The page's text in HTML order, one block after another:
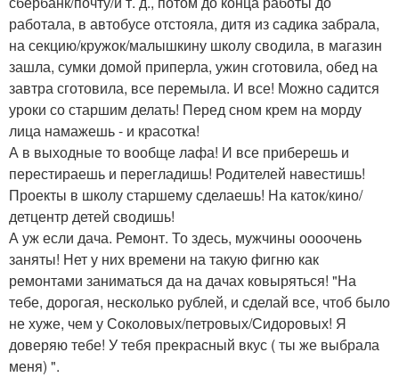
работала, в автобусе отстояла, дитя из садика забрала,
на секцию/кружок/малышкину школу сводила, в магазин
зашла, сумки домой приперла, ужин сготовила, обед на
завтра сготовила, все перемыла. И все! Можно садится
уроки со старшим делать! Перед сном крем на морду
лица намажешь - и красотка!
А в выходные то вообще лафа! И все приберешь и
перестираешь и перегладишь! Родителей навестишь!
Проекты в школу старшему сделаешь! На каток/кино/
детцентр детей сводишь!
А уж если дача. Ремонт. То здесь, мужчины оооочень
заняты! Нет у них времени на такую фигню как
ремонтами заниматься да на дачах ковыряться! "На
тебе, дорогая, несколько рублей, и сделай все, чтоб было
не хуже, чем у Соколовых/петровых/Сидоровых! Я
доверяю тебе! У тебя прекрасный вкус ( ты же выбрала
меня) ".